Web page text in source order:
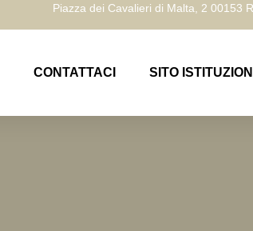
Piazza dei Cavalieri di Malta, 2 00153
CONTATTACI SITO